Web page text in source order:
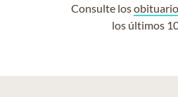
Consulte los
los últimos